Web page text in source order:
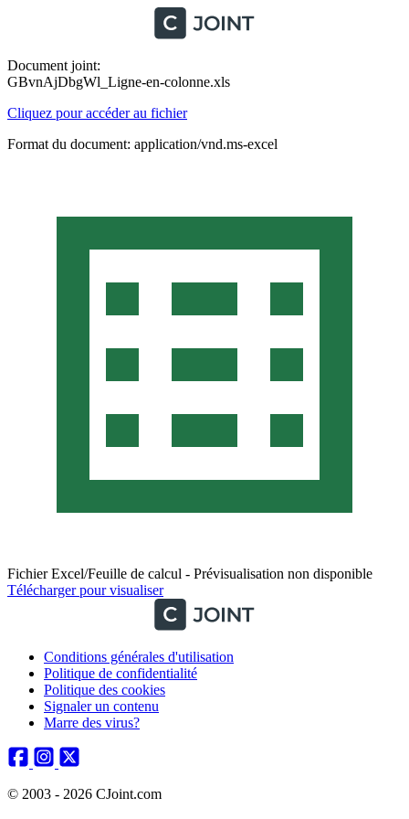
Document joint:
GBvnAjDbgWl_Ligne-en-colonne.xls
Cliquez pour accéder au fichier
Format du document: application/vnd.ms-excel
Fichier Excel/Feuille de calcul - Prévisualisation non disponible
Télécharger pour visualiser
Conditions générales d'utilisation
Politique de confidentialité
Politique des cookies
Signaler un contenu
Marre des virus?
© 2003 - 2026 CJoint.com